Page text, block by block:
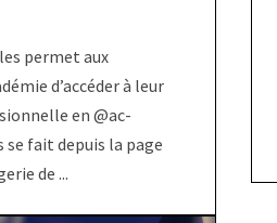
permet aux
d’accéder à leur
en @ac-
se fait depuis la page
de ...